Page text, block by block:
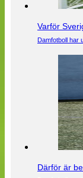
Varför
Damfotboll har
Därför är